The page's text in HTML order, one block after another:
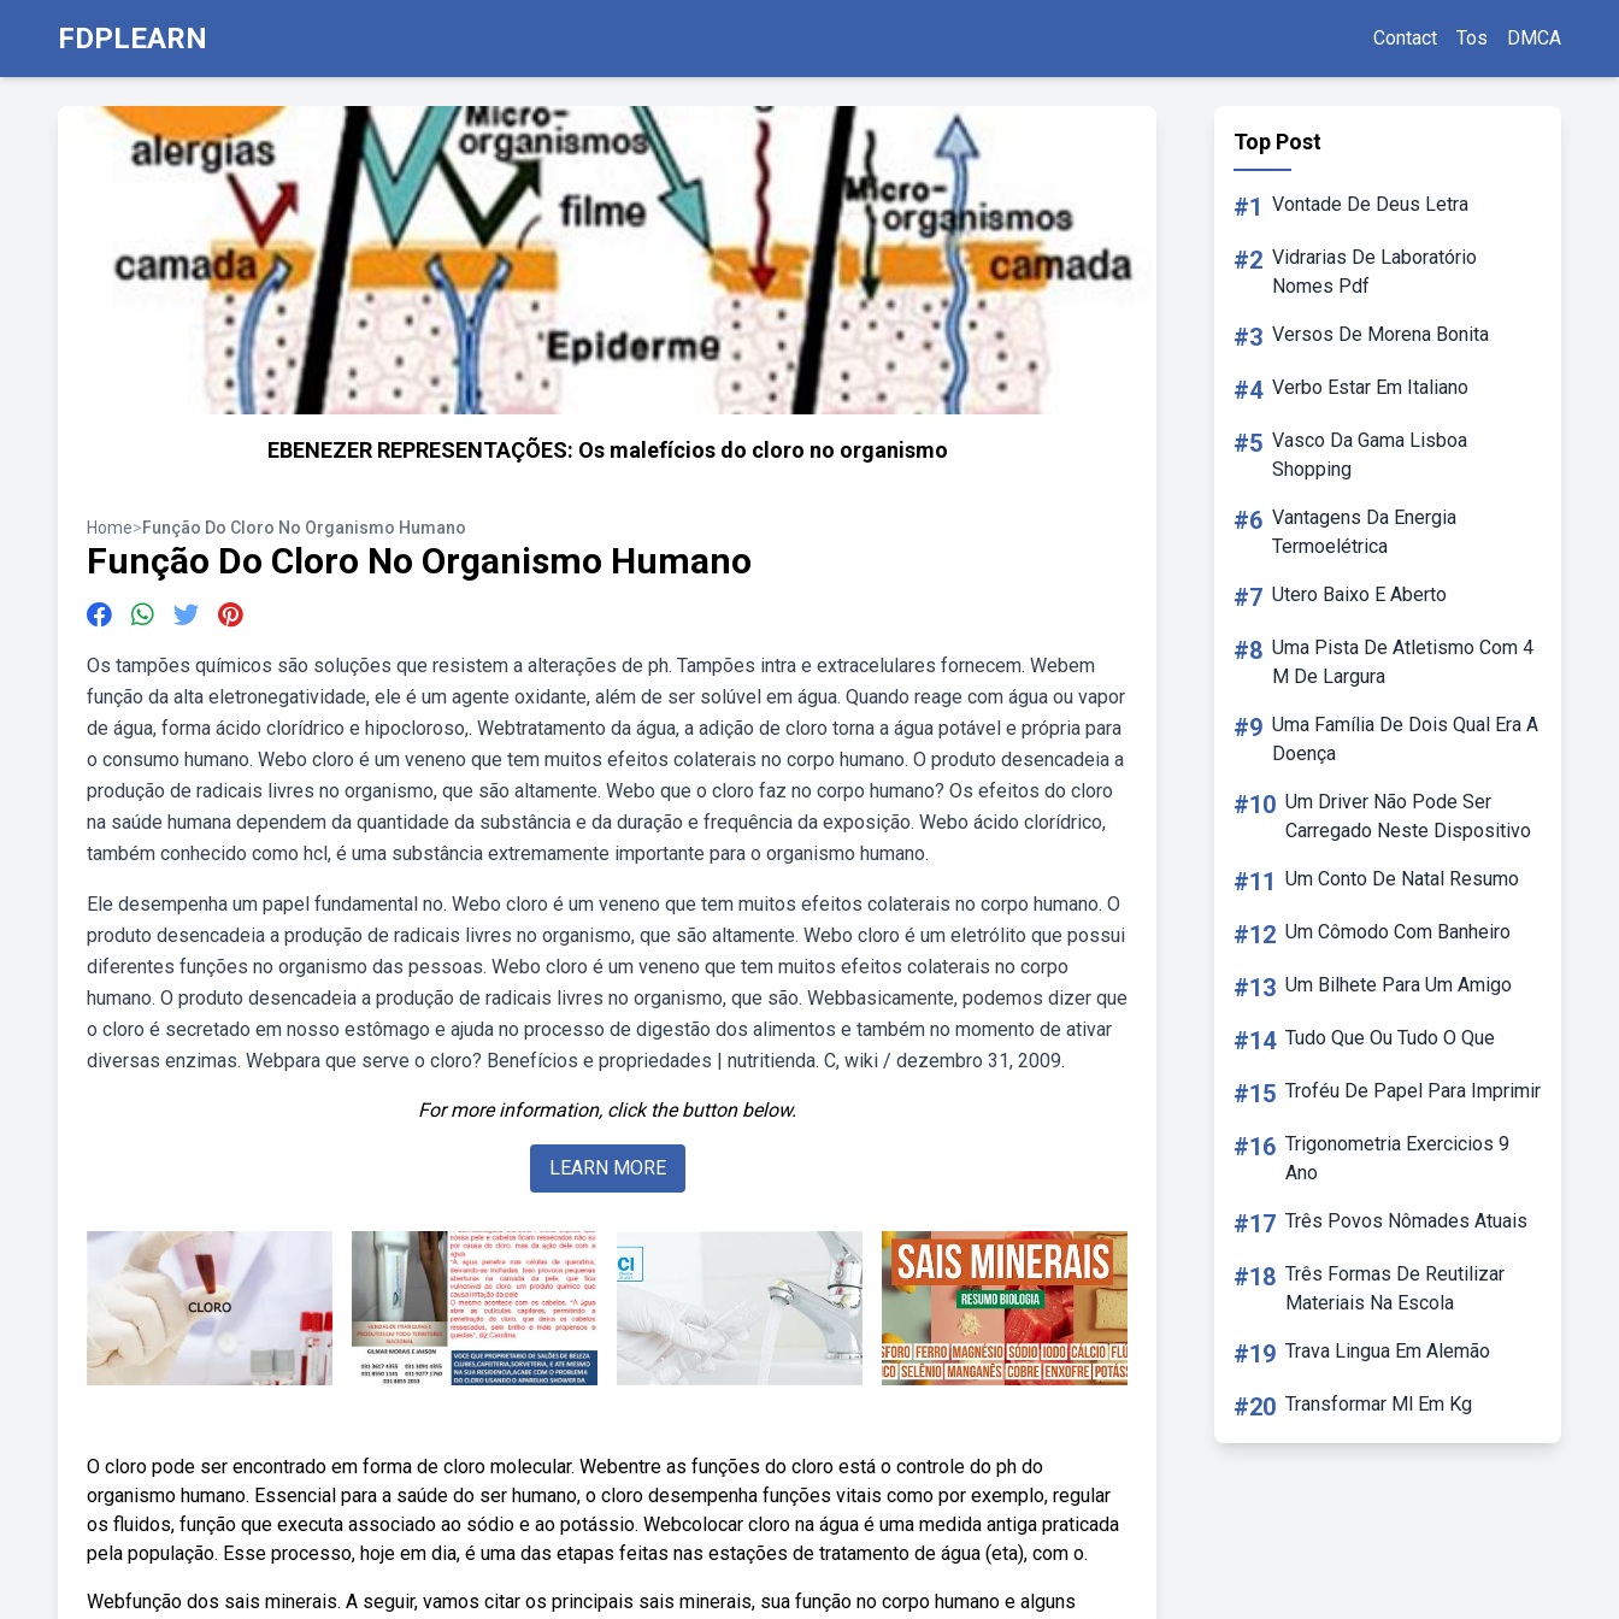
FDPLEARN Contact Tos DMCA
EBENEZER REPRESENTAÇÕES: Os malefícios do cloro no organismo
Home>Função Do Cloro No Organismo Humano
Função Do Cloro No Organismo Humano
Os tampões químicos são soluções que resistem a alterações de ph. Tampões intra e extracelulares fornecem. Webem
função da alta eletronegatividade, ele é um agente oxidante, além de ser solúvel em água. Quando reage com água ou vapor
de água, forma ácido clorídrico e hipocloroso,. Webtratamento da água, a adição de cloro torna a água potável e própria para
o consumo humano. Webo cloro é um veneno que tem muitos efeitos colaterais no corpo humano. O produto desencadeia a
produção de radicais livres no organismo, que são altamente. Webo que o cloro faz no corpo humano? Os efeitos do cloro
na saúde humana dependem da quantidade da substância e da duração e frequência da exposição. Webo ácido clorídrico,
também conhecido como hcl, é uma substância extremamente importante para o organismo humano.
Ele desempenha um papel fundamental no. Webo cloro é um veneno que tem muitos efeitos colaterais no corpo humano. O
produto desencadeia a produção de radicais livres no organismo, que são altamente. Webo cloro é um eletrólito que possui
diferentes funções no organismo das pessoas. Webo cloro é um veneno que tem muitos efeitos colaterais no corpo
humano. O produto desencadeia a produção de radicais livres no organismo, que são. Webbasicamente, podemos dizer que
o cloro é secretado em nosso estômago e ajuda no processo de digestão dos alimentos e também no momento de ativar
diversas enzimas. Webpara que serve o cloro? Benefícios e propriedades | nutritienda. C, wiki / dezembro 31, 2009.
For more information, click the button below.
LEARN MORE
O cloro pode ser encontrado em forma de cloro molecular. Webentre as funções do cloro está o controle do ph do
organismo humano. Essencial para a saúde do ser humano, o cloro desempenha funções vitais como por exemplo, regular
os fluidos, função que executa associado ao sódio e ao potássio. Webcolocar cloro na água é uma medida antiga praticada
pela população. Esse processo, hoje em dia, é uma das etapas feitas nas estações de tratamento de água (eta), com o.
Webfunção dos sais minerais. A seguir, vamos citar os principais sais minerais, sua função no corpo humano e alguns
Top Post
#1 Vontade De Deus Letra
#2 Vidrarias De Laboratório
Nomes Pdf
#3 Versos De Morena Bonita
#4 Verbo Estar Em Italiano
#5 Vasco Da Gama Lisboa
Shopping
#6 Vantagens Da Energia
Termoelétrica
#7 Utero Baixo E Aberto
#8 Uma Pista De Atletismo Com 4
M De Largura
#9 Uma Família De Dois Qual Era A
Doença
#10 Um Driver Não Pode Ser
Carregado Neste Dispositivo
#11 Um Conto De Natal Resumo
#12 Um Cômodo Com Banheiro
#13 Um Bilhete Para Um Amigo
#14 Tudo Que Ou Tudo O Que
#15 Troféu De Papel Para Imprimir
#16 Trigonometria Exercicios 9
Ano
#17 Três Povos Nômades Atuais
#18 Três Formas De Reutilizar
Materiais Na Escola
#19 Trava Lingua Em Alemão
#20 Transformar Ml Em Kg